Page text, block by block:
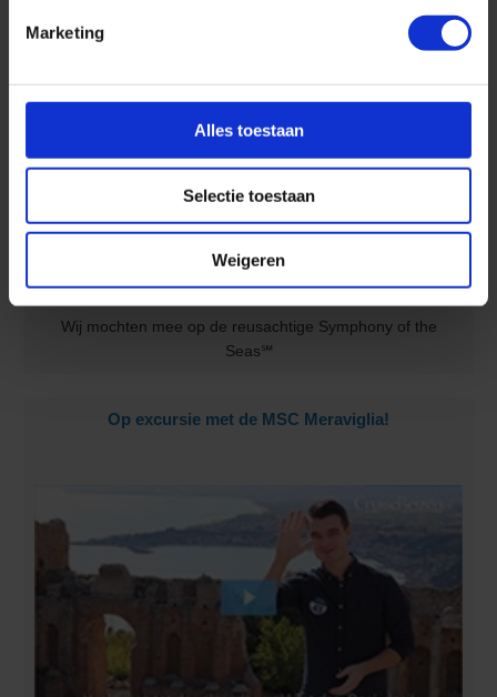
Marketing
Alles toestaan
Selectie toestaan
Weigeren
Wij mochten mee op de reusachtige Symphony of the
Seas℠
Op excursie met de MSC Meraviglia!